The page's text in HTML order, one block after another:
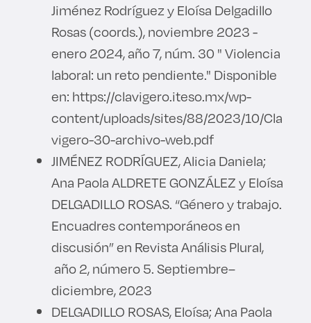
Jiménez Rodríguez y Eloísa Delgadillo
Rosas (coords.), noviembre 2023 -
enero 2024, año 7, núm. 30 " Violencia
laboral: un reto pendiente." Disponible
en: https://clavigero.iteso.mx/wp-
content/uploads/sites/88/2023/10/Cla
vigero-30-archivo-web.pdf
JIMÉNEZ RODRÍGUEZ, Alicia Daniela;
Ana Paola ALDRETE GONZÁLEZ y Eloísa
DELGADILLO ROSAS. “Género y trabajo.
Encuadres contemporáneos en
discusión” en Revista Análisis Plural,
año 2, número 5. Septiembre–
diciembre, 2023
DELGADILLO ROSAS, Eloísa; Ana Paola